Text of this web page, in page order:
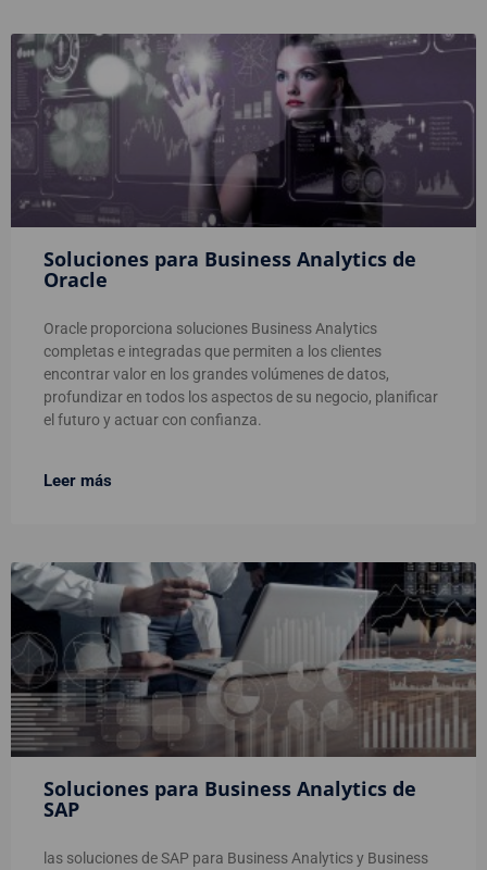
Soluciones para Business Analytics de
Oracle
Oracle proporciona soluciones Business Analytics
completas e integradas que permiten a los clientes
encontrar valor en los grandes volúmenes de datos,
profundizar en todos los aspectos de su negocio, planificar
el futuro y actuar con confianza.
Leer más
Soluciones para Business Analytics de
SAP
las soluciones de SAP para Business Analytics y Business